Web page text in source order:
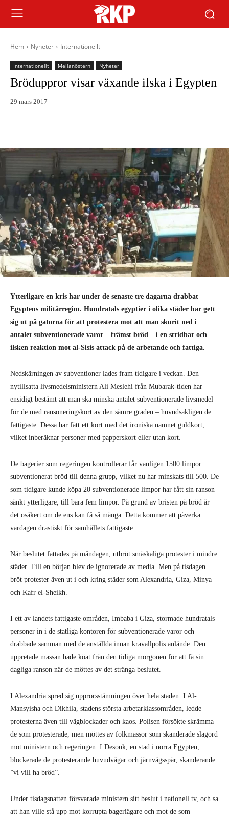
Hem Nyheter Internationellt
Internationellt Mellanöstern Nyheter
Bröduppror visar växande ilska i Egypten
29 mars 2017
Ytterligare en kris har under de senaste tre dagarna drabbat
Egyptens militärregim. Hundratals egyptier i olika städer har gett
sig ut på gatorna för att protestera mot att man skurit ned i
antalet subventionerade varor – främst bröd – i en stridbar och
ilsken reaktion mot al-Sisis attack på de arbetande och fattiga.
Nedskärningen av subventioner lades fram tidigare i veckan. Den
nytillsatta livsmedelsministern Ali Meslehi från Mubarak-tiden har
ensidigt bestämt att man ska minska antalet subventionerade livsmedel
för de med ransoneringskort av den sämre graden – huvudsakligen de
fattigaste. Dessa har fått ett kort med det ironiska namnet guldkort,
vilket inberäknar personer med papperskort eller utan kort.
De bagerier som regeringen kontrollerar får vanligen 1500 limpor
subventionerat bröd till denna grupp, vilket nu har minskats till 500. De
som tidigare kunde köpa 20 subventionerade limpor har fått sin ranson
sänkt ytterligare, till bara fem limpor. På grund av bristen på bröd är
det osäkert om de ens kan få så många. Detta kommer att påverka
vardagen drastiskt för samhällets fattigaste.
När beslutet fattades på måndagen, utbröt småskaliga protester i mindre
städer. Till en början blev de ignorerade av media. Men på tisdagen
bröt protester även ut i och kring städer som Alexandria, Giza, Minya
och Kafr el-Sheikh.
I ett av landets fattigaste områden, Imbaba i Giza, stormade hundratals
personer in i de statliga kontoren för subventionerade varor och
drabbade samman med de anställda innan kravallpolis anlände. Den
uppretade massan hade köat från den tidiga morgonen för att få sin
dagliga ranson när de möttes av det stränga beslutet.
I Alexandria spred sig upprorsstämningen över hela staden. I Al-
Mansyisha och Dikhila, stadens största arbetarklassområden, ledde
protesterna även till vägblockader och kaos. Polisen försökte skrämma
de som protesterade, men möttes av folkmassor som skanderade slagord
mot ministern och regeringen. I Desouk, en stad i norra Egypten,
blockerade de protesterande huvudvägar och järnvägsspår, skanderande
”vi vill ha bröd”.
Under tisdagsnatten försvarade ministern sitt beslut i nationell tv, och sa
att han ville stå upp mot korrupta bageriägare och mot de som